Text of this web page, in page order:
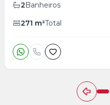
2Banheiros
271 m²Total